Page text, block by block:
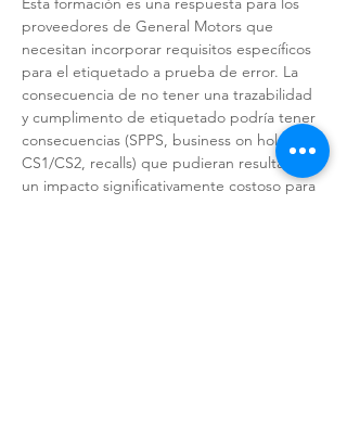
proveedores de General Motors que
necesitan incorporar requisitos específicos
para el etiquetado a prueba de error. La
consecuencia de no tener una trazabilidad
y cumplimento de etiquetado podría tener
consecuencias (SPPS, business on hold,
CS1/CS2, recalls) que pudieran resultar en
un impacto significativamente costoso para